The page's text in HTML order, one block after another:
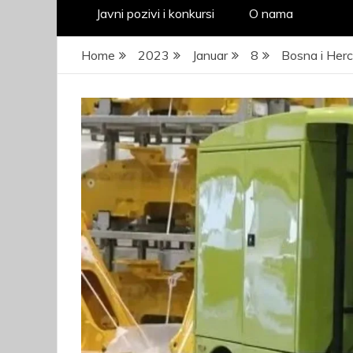
Javni pozivi i konkursi O nama
Home 2023 Januar 8 Bosna i